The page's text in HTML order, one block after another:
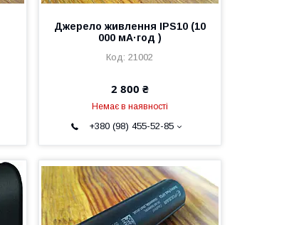
Джерело живлення IPS10 (10
000 мА·год )
21002
2 800 ₴
Немає в наявності
+380 (98) 455-52-85